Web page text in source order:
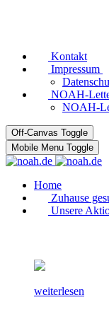
Kontakt
Impressum
NOAH-
NOAH-
Off-Canvas Toggle
Mobile Menu Toggle
Home
Zuhause
Unsere
weiterlesen